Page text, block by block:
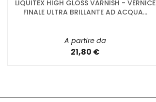
LIQUITEX HIGH GLOSS VARNISH - VERNICE
FINALE ULTRA BRILLANTE AD ACQUA...
A partire da
21,80 €